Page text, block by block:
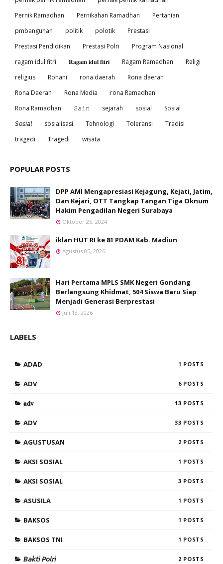
Pernik Ramadhan
Pernikahan Ramadhan
Pertanian
pmbangunan
politik polotik
Prestasi
Prestasi Pendidikan
Prestasi Polri
Program Nasional
ragam idul fitri
𝐑𝐚𝐠𝐚𝐦 𝐢𝐝𝐮𝐥 𝐟𝐢𝐭𝐫𝐢 Ragam Ramadhan
Religi
religius
Rohani rona daerah
Rona daerah
Rona Daerah
Rona Media
rona Ramadhan
Rona Ramadhan
𝚂𝚊𝚒𝚗 sejarah sosial
Sosial
𝘚𝘰𝘴𝘪𝘢𝘭
sosialisasi Tehnologi Toleransi
Tradisi
tragedi
Tragedi wisata
POPULAR POSTS
DPP AMI Mengapresiasi Kejagung, Kejati, Jatim,
Dan Kejari, OTT Tangkap Tangan Tiga Oknum
Hakim Pengadilan Negeri Surabaya
Oktober 25, 2024
iklan HUT RI ke 81 PDAM Kab. Madiun
Agustus 05, 2026
Hari Pertama MPLS SMK Negeri Gondang
Berlangsung Khidmat, 504 Siswa Baru Siap
Menjadi Generasi Berprestasi
Juli 13, 2026
LABELS
ADAD 1
ADV 6
𝐚𝐝𝐯 13
ADV 33
AGUSTUSAN 2
AKSI SOSIAL 1
AKSI SOSIAL 3
ASUSILA 1
BAKSOS 1
BAKSOS TNI 1
𝘉𝘢𝘬𝘵𝘪 𝘗𝘰𝘭𝘳𝘪 2